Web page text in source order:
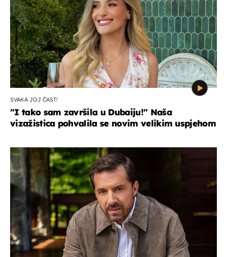
SVAKA JOJ ČAST!
"I tako sam završila u Dubaiju!" Naša
vizažistica pohvalila se novim velikim uspjehom